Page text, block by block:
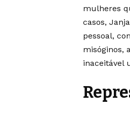
mulheres
casos,
pessoal,
misóginos,
inaceitável